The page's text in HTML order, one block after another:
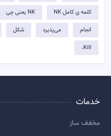
کلمه ی کامل NK NK یعنی چی
انجام می‌پذیرد شکل
Kill،
خدمات
مخفف ساز